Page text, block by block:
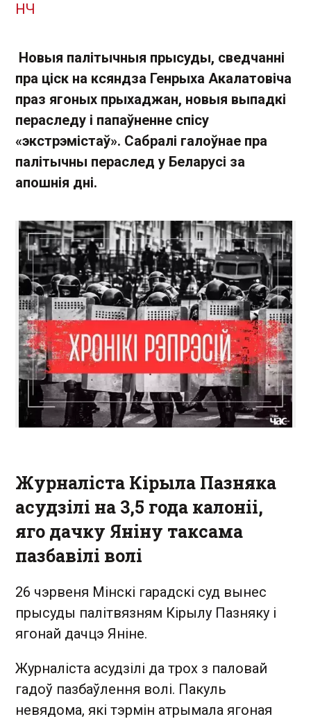
НЧ
Новыя палітычныя прысуды, сведчанні
пра ціск на ксяндза Генрыха Акалатовіча
праз ягоных прыхаджан, новыя выпадкі
пераследу і папаўненне спісу
«экстрэмістаў». Сабралі галоўнае пра
палітычны пераслед у Беларусі за
апошнія дні.
Журналіста Кірыла Пазняка
асудзілі на 3,5 года калоніі,
яго дачку Яніну таксама
пазбавілі волі
26 чэрвеня Мінскі гарадскі суд вынес
прысуды палітвязням Кірылу Пазняку і
ягонай дачцэ Яніне.
Журналіста асудзілі да трох з паловай
гадоў пазбаўлення волі. Пакуль
невядома, які тэрмін атрымала ягоная